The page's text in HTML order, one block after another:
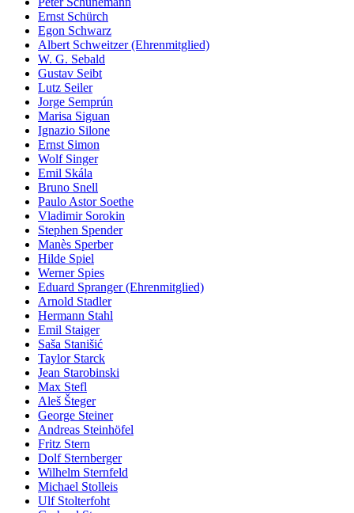
Ernst Schürch
Egon Schwarz
Albert Schweitzer (Ehrenmitglied)
W. G. Sebald
Gustav Seibt
Lutz Seiler
Jorge Semprún
Marisa Siguan
Ignazio Silone
Ernst Simon
Wolf Singer
Emil Skála
Bruno Snell
Paulo Astor Soethe
Vladimir Sorokin
Stephen Spender
Manès Sperber
Hilde Spiel
Werner Spies
Eduard Spranger (Ehrenmitglied)
Arnold Stadler
Hermann Stahl
Emil Staiger
Saša Stanišić
Taylor Starck
Jean Starobinski
Max Stefl
Aleš Šteger
George Steiner
Andreas Steinhöfel
Fritz Stern
Dolf Sternberger
Wilhelm Sternfeld
Michael Stolleis
Ulf Stolterfoht